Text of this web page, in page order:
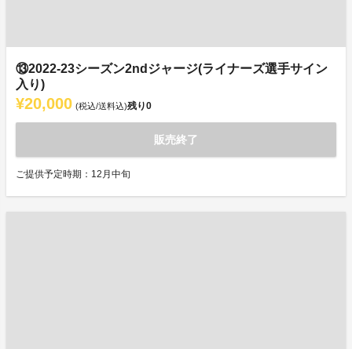
⑬2022-23シーズン2ndジャージ(ライナーズ選手サイン
入り)
¥20,000 (税込/送料込)残り0
販売終了
ご提供予定時期：12月中旬